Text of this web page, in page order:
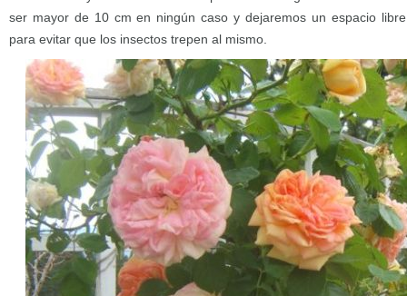
ser mayor de 10 cm en ningún caso y dejaremos un espacio
para evitar que los insectos trepen al mismo.